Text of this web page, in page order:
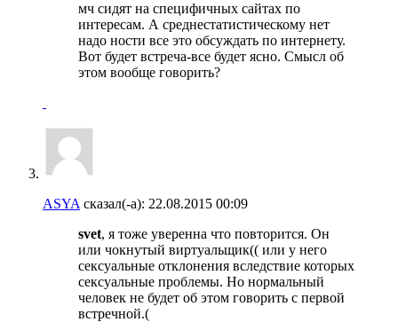
мч сидят на специфичных сайтах по
интересам. А среднестатистическому нет
надо ности все это обсуждать по интернету.
Вот будет встреча-все будет ясно. Смысл об
этом вообще говорить?
ASYA сказал(-а): 22.08.2015 00:09
svet, я тоже уверенна что повторится. Он
или чокнутый виртуальщик(( или у него
сексуальные отклонения вследствие которых
сексуальные проблемы. Но нормальный
человек не будет об этом говорить с первой
встречной.(